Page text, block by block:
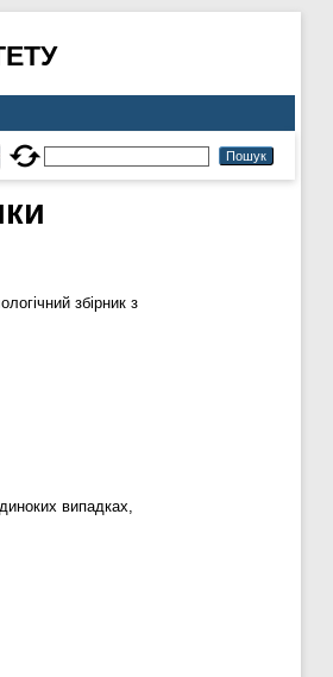
збірник з
випадках,